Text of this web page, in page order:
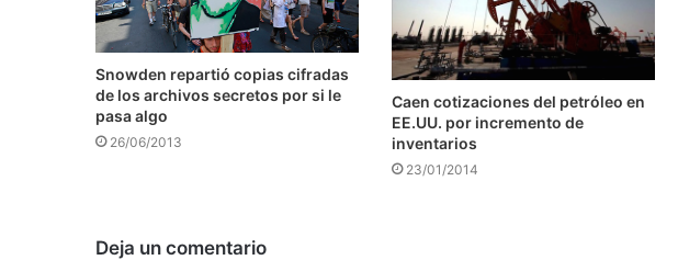
Snowden repartió copias cifradas
de los archivos secretos por si le
pasa algo
26/06/2013
Caen cotizaciones del petróleo en
EE.UU. por incremento de
inventarios
23/01/2014
Deja un comentario